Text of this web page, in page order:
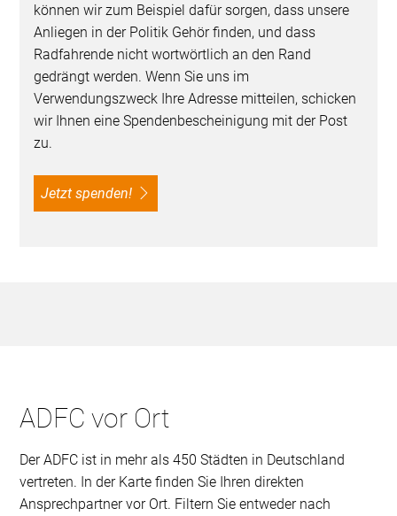
können wir zum Beispiel dafür sorgen, dass unsere
Anliegen in der Politik Gehör finden, und dass
Radfahrende nicht wortwörtlich an den Rand
gedrängt werden. Wenn Sie uns im
Verwendungszweck Ihre Adresse mitteilen, schicken
wir Ihnen eine Spendenbescheinigung mit der Post
zu.
Jetzt spenden!
ADFC vor Ort
Der ADFC ist in mehr als 450 Städten in Deutschland
vertreten. In der Karte finden Sie Ihren direkten
Ansprechpartner vor Ort. Filtern Sie entweder nach